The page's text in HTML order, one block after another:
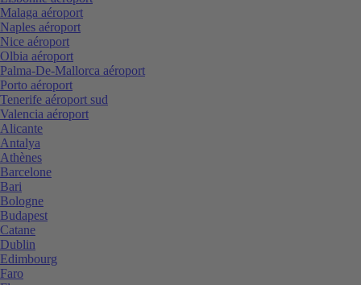
Malaga aéroport
Naples aéroport
Nice aéroport
Olbia aéroport
Palma-De-Mallorca aéroport
Porto aéroport
Tenerife aéroport sud
Valencia aéroport
Alicante
Antalya
Athènes
Barcelone
Bari
Bologne
Budapest
Catane
Dublin
Edimbourg
Faro